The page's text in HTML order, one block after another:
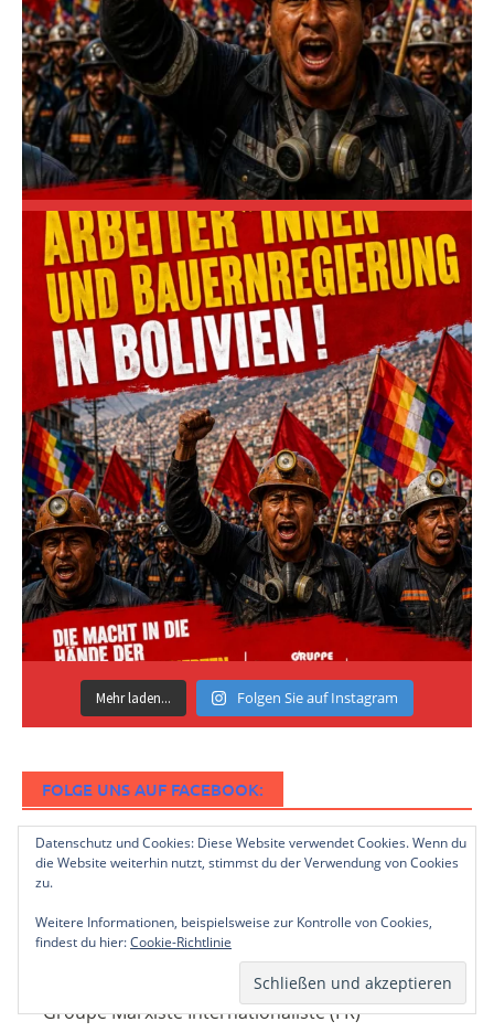
Mehr laden... Folgen Sie auf Instagram
FOLGE UNS AUF FACEBOOK:
DAS COREP
Groupe Marxiste Internationaliste (FR)
Datenschutz und Cookies: Diese Website verwendet Cookies. Wenn du
die Website weiterhin nutzt, stimmst du der Verwendung von Cookies
zu.
Weitere Informationen, beispielsweise zur Kontrolle von Cookies,
findest du hier:Cookie-Richtlinie